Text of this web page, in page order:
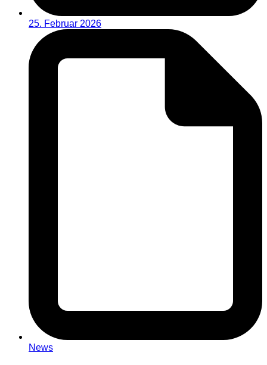
25. Februar 2026
News